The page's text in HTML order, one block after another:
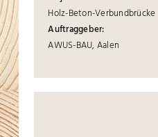
Holz-Beton-Verbundbrücke
Auftraggeber:
AWUS-BAU, Aalen